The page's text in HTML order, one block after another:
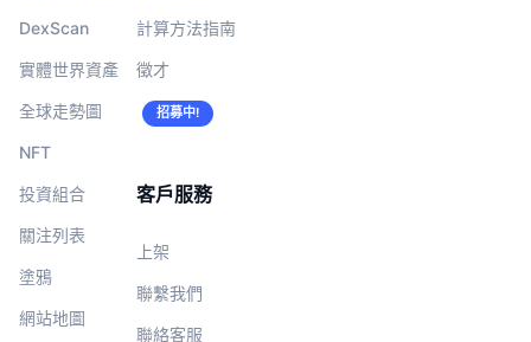
DexScan
實體世界資產
全球走勢圖
NFT
投資組合
關注列表
塗鴉
網站地圖
計算方法指南
徵才
招募中!
客戶服務
上架
聯繫我們
聯絡客服